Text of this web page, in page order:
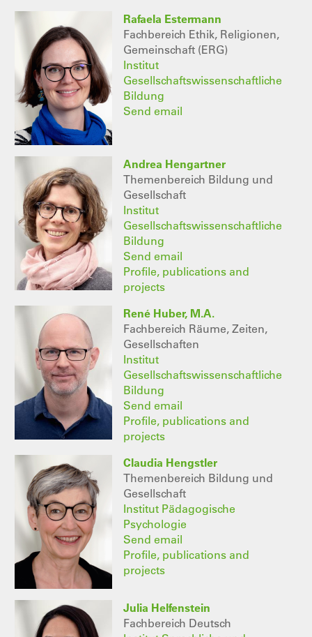
Rafaela Estermann
Fachbereich Ethik, Religionen,
Gemeinschaft (ERG)
Institut
Gesellschaftswissenschaftliche
Bildung
Send email
Andrea Hengartner
Themenbereich Bildung und
Gesellschaft
Institut
Gesellschaftswissenschaftliche
Bildung
Send email
Profile, publications and
projects
René Huber, M.A.
Fachbereich Räume, Zeiten,
Gesellschaften
Institut
Gesellschaftswissenschaftliche
Bildung
Send email
Profile, publications and
projects
Claudia Hengstler
Themenbereich Bildung und
Gesellschaft
Institut Pädagogische
Psychologie
Send email
Profile, publications and
projects
Julia Helfenstein
Fachbereich Deutsch